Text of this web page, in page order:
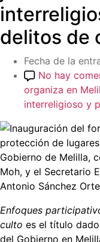
delitos de
Fecha de la
No hay
organiza en
interreligioso y
Enfoques
culto es el título
del Gobierno en